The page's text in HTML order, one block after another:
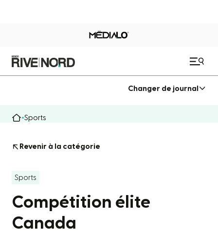
Changer de journal
Sports
Revenir à la catégorie
Sports
Compétition élite
Canada